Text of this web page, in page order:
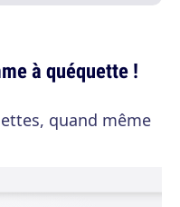
à quéquette !
quand même